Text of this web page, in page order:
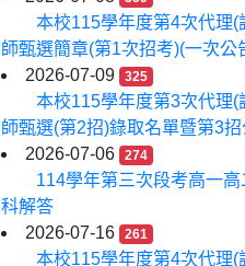
本校115學年度第4次代理(
師甄選簡章(第1次招考)(一次公
2026-07-09
325
本校115學年度第3次代理(
師甄選(第2招)錄取名單暨第3招
2026-07-06
274
114學年第三次段考高一高
科解答
2026-07-16
261
本校115學年度第4次代理(